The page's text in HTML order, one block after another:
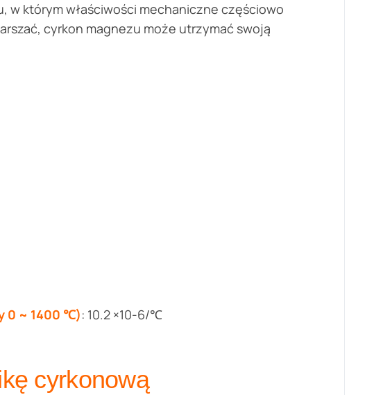
którym właściwości mechaniczne częściowo
cyrkon magnezu może utrzymać swoją
0 ~ 1400 ℃): 10.2 ×10-6/℃
cyrkonową